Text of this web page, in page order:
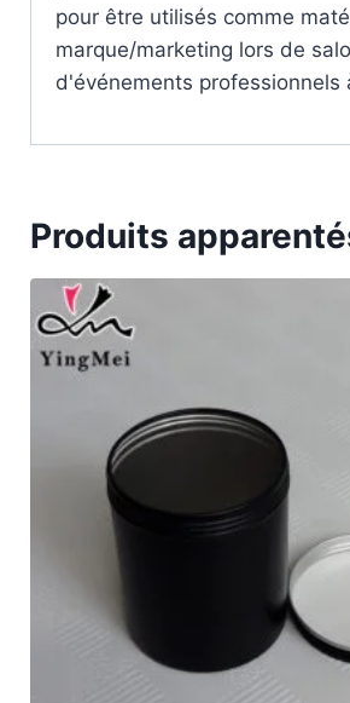
pour être utilisés comme
marque/marketing lors de
d'événements professionnels
Produits